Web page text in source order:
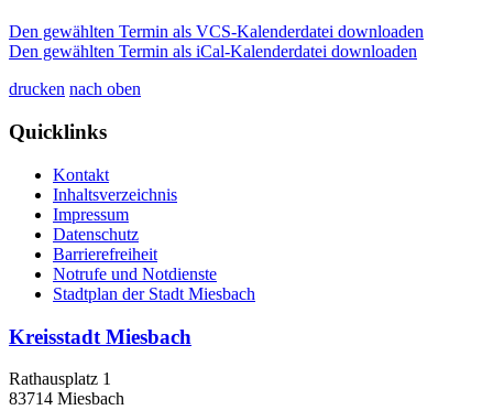
Den gewählten Termin als VCS-Kalenderdatei downloaden
Den gewählten Termin als iCal-Kalenderdatei downloaden
drucken nach oben
Quicklinks
Kontakt
Inhaltsverzeichnis
Impressum
Datenschutz
Barrierefreiheit
Notrufe und Notdienste
Stadtplan der Stadt Miesbach
Kreisstadt Miesbach
Rathausplatz 1
83714 Miesbach